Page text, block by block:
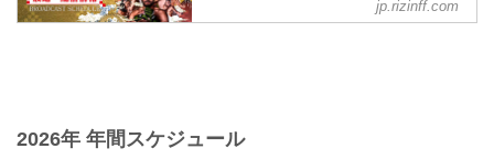
予定時間が前後することがありますので
12月31日（金）さいたまスーパーアリー
試合リアルタイムで視聴しよう！
jp.rizinff.com
2026年 年間スケジュール